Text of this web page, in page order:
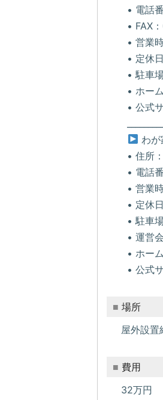
• 電話
• FAX
• 営業
• 定休
• 駐車
• ホー
• 公式
わが
• 住所
• 電話
• 営業
• 定休
• 駐車
• 運営
• ホー
• 公式
場所
屋外設置
費用
32万円